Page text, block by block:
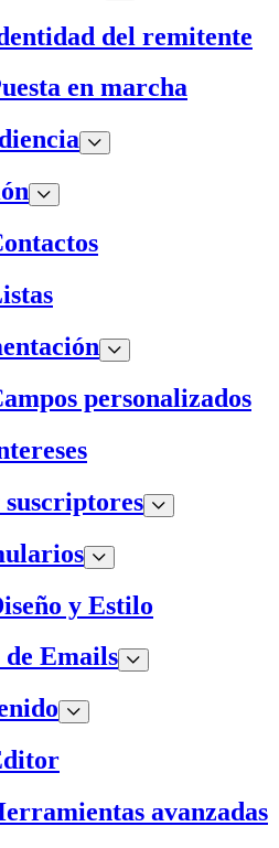
del remitente
en marcha
personalizados
suscriptores
y Estilo
de Emails
avanzadas